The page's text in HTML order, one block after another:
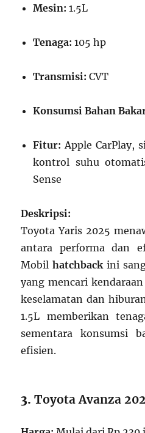
Mesin: 1.5L
Tenaga: 105 hp
Transmisi: CVT
Konsumsi Bahan
Fitur: Apple CarPlay,
kontrol suhu
Sense
Deskripsi:
Toyota Yaris 2025
antara performa dan
Mobilhatchback ini
yang mencari kendaraan
keselamatan dan
1.5L memberikan
sementara konsumsi
efisien.
3.Toyota Avanza